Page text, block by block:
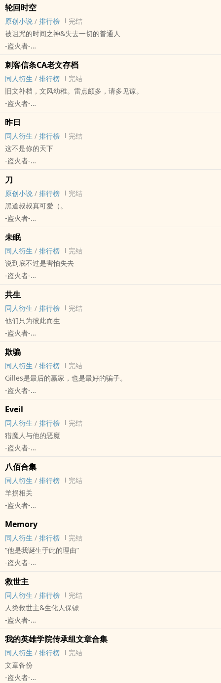
这个合集主要以清水为主。
感谢点开这个合集的旁友。
出欧特别好，第三季辣幺rio，不来试试看吗？
现代
轮回时空
原创小说 / 排行榜
完结
被诅咒的时间之神&失去一切的普通人
-盗火者-
原创小说 - 现代 - BL - 短篇
完结
刺客信条CA老文存档
同人衍生 / 排行榜
完结
旧文补档，文风幼稚。雷点颇多，请多见谅。
-盗火者-
BL - 短篇 - 完结
昨日
同人衍生 / 排行榜
完结
这不是你的天下
-盗火者-
短篇 - 完结
刀
原创小说 / 排行榜
完结
黑道叔叔真可爱（。
-盗火者-
现代
未眠
同人衍生 / 排行榜
完结
说到底不过是害怕失去
-盗火者-
（光之战士/水晶公） 同人衍生 - 游戏同人 - BL
短篇 - 完结
共生
同人衍生 / 排行榜
完结
他们只为彼此而生
-盗火者-
其他性向 - 短篇 - 完结
毒液V4漫画前提，并不是电影埃毒，谢谢。
欺骗
同人衍生 / 排行榜
完结
Gilles是最后的赢家，也是最好的骗子。
-盗火者-
完结
Eveil
同人衍生 / 排行榜
完结
猎魔人与他的恶魔
-盗火者-
动漫同人
八佰合集
同人衍生 / 排行榜
完结
羊拐相关
-盗火者-
完结
Memory
同人衍生 / 排行榜
完结
“他是我诞生于此的理由”
-盗火者-
天国王朝 - 鲍德温四世/原创角色 同人衍生 - 性向未知 - 短篇 - 完结
《沙棘》/《Elisha》的延伸。
现代AU，灵感来源是周杰伦的《Mojito》。
基本设定依然沿用电影《天国王朝》。
捏造人物有，不喜欢看就别看。
救世主
同人衍生 / 排行榜
完结
人类救世主&生化人保镖
-盗火者-
终结者2 - John Connor/T-800 同人衍生 - 影视同人 - BL - 短篇
完结
我的英雄学院传承组文章合集
同人衍生 / 排行榜
完结
文章备份
-盗火者-